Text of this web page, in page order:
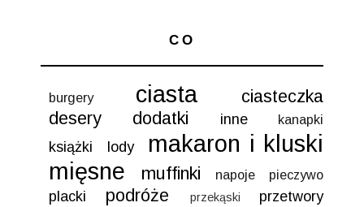
CO
burgery ciasta
ciasteczka
desery
dodatki inne kanapki
książki lody
makaron i kluski
mięsne
muffinki napoje pieczywo
placki podróże przekąski przetwory